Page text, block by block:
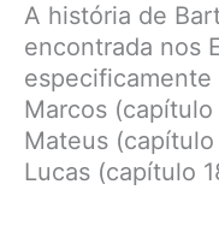
A história de
encontrada nos
especificamente
Marcos
Mateus
Lucas (capítulo